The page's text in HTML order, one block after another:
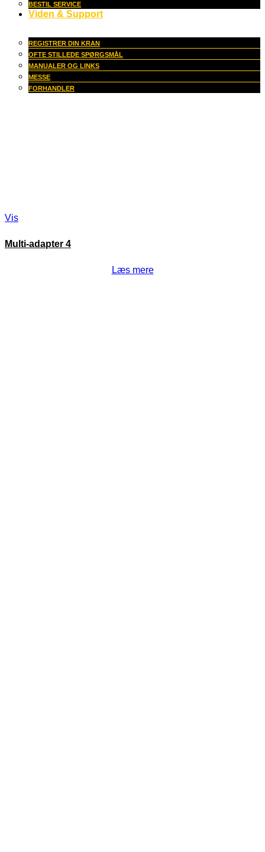
BESTIL SERVICE
Viden & Support
REGISTRER DIN KRAN
OFTE STILLEDE SPØRGSMÅL
MANUALER OG LINKS
MESSE
FORHANDLER
Vis
Multi-adapter 4
Læs mere